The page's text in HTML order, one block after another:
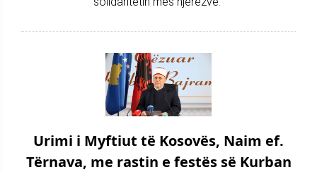
Urimi i Myftiut të Kosovës, Naim ef.
Tërnava, me rastin e festës së Kurban